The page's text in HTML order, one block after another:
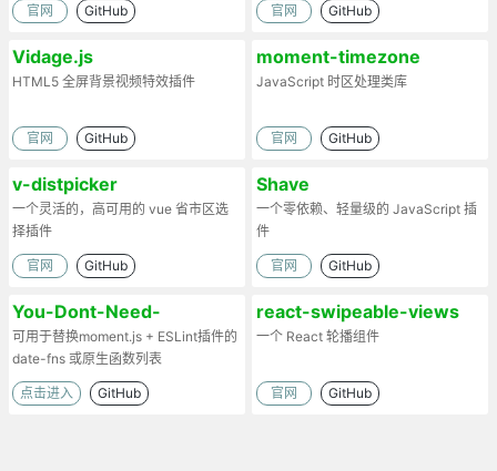
官网 GitHub 官网 GitHub
Vidage.js
HTML5 全屏背景视频特效插件
官网 GitHub
moment-timezone
JavaScript 时区处理类库
官网 GitHub
v-distpicker
一个灵活的，高可用的 vue 省市区选
择插件
官网 GitHub
Shave
一个零依赖、轻量级的 JavaScript 插
件
官网 GitHub
You-Dont-Need-
Momentjs
可用于替换moment.js + ESLint插件的
date-fns 或原生函数列表
点击进入 GitHub
react-swipeable-views
一个 React 轮播组件
官网 GitHub